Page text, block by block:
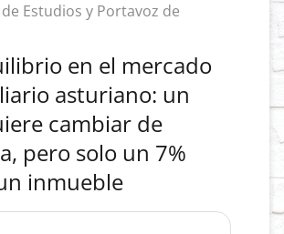
Estudios y Portavoz de
en el mercado
asturiano: un
cambiar de
pero solo un 7%
inmueble